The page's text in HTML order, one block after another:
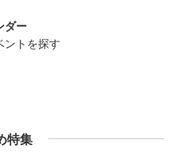
ダー
ントを探す
特集